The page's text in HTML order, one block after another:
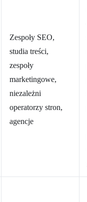
Zespoły SEO,
studia treści,
zespoły
marketingowe,
niezależni
operatorzy stron,
agencje